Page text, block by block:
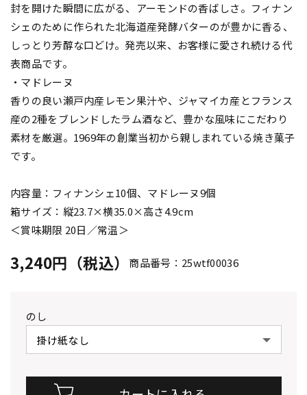
封を開けた瞬間に広がる、アーモンドの香ばしさ。フィナン
シェのために作られた北海道産発酵バターのが豊かに香る、
しっとり芳醇な口どけ。発売以来、お客様に愛され続ける代
表商品です。
・マドレーヌ
香りの良い瀬戸内産レモン果汁や、ジャマイカ産とフランス
産の2種をブレンドしたラム酒など、豊かな風味にこだわり
素材を厳選。1969年の創業当初から親しまれている焼き菓子
です。
内容量：フィナンシェ10個、マドレーヌ9個
箱サイズ：縦23.7×横35.0×高さ4.9cm
＜賞味期限 20日／常温＞
3,240円（税込） 商品番号：25wtf00036
のし